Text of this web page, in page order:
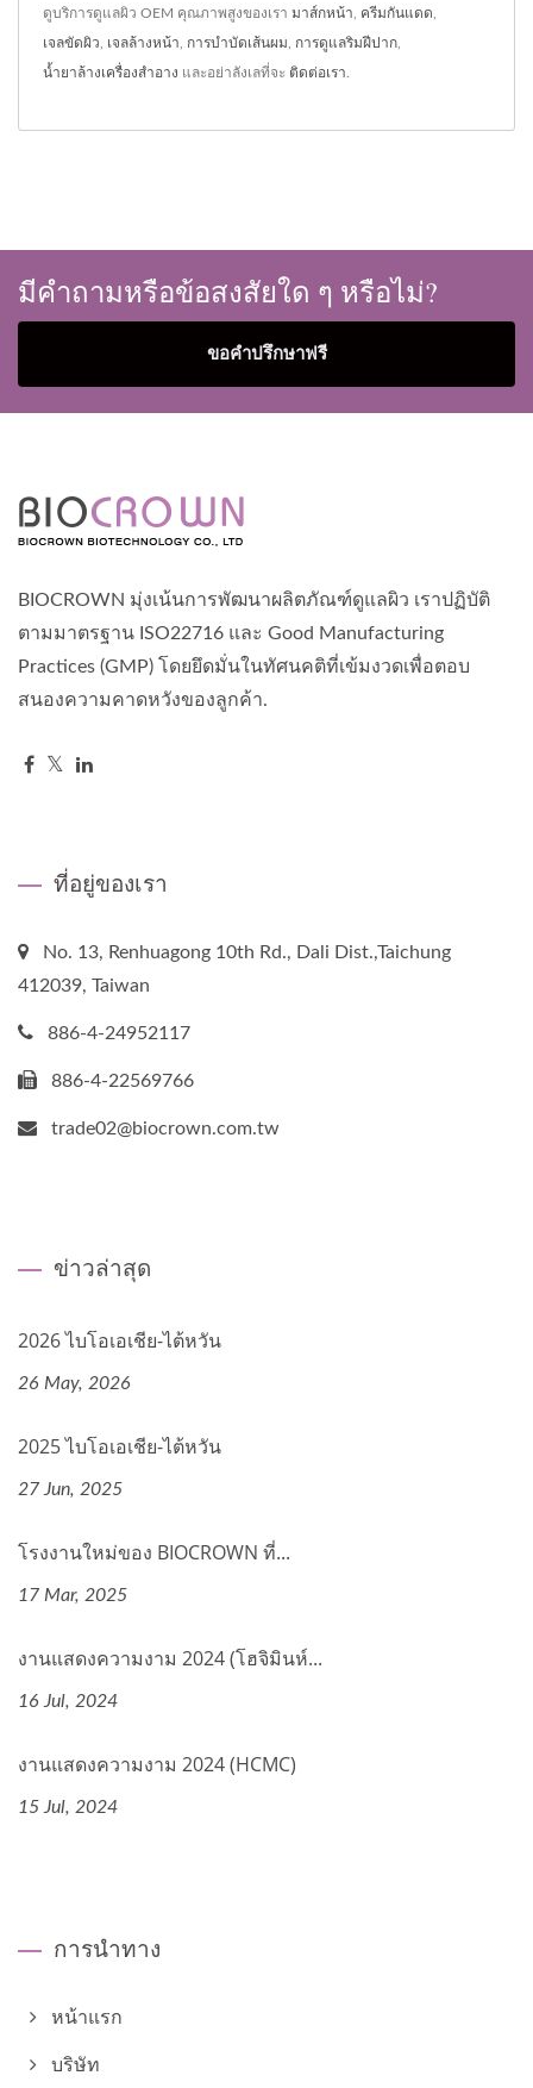
ดูบริการดูแลผิว OEM คุณภาพสูงของเรา มาส์กหน้า ครีมกันแดด
เจลขัดผิว เจลล้างหน้า การบำบัดเส้นผม การดูแลริมฝีปาก
น้ำยาล้างเครื่องสำอาง และอย่าลังเลที่จะ ติดต่อเรา
มีคำถามหรือข้อสงสัยใด ๆ หรือไม่?
ขอคำปรึกษาฟรี
BIOCROWN มุ่งเน้นการพัฒนาผลิตภัณฑ์ดูแลผิว เราปฏิบัติ
ตามมาตรฐาน ISO22716 และ Good Manufacturing
Practices (GMP) โดยยึดมั่นในทัศนคติที่เข้มงวดเพื่อตอบ
สนองความคาดหวังของลูกค้า.
ที่อยู่ของเรา
No. 13, Renhuagong 10th Rd., Dali Dist.,Taichung
412039, Taiwan
886-4-24952117
886-4-22569766
trade02@biocrown.com.tw
ข่าวล่าสุด
2026 ไบโอเอเชีย-ไต้หวัน
26 May, 2026
2025 ไบโอเอเชีย-ไต้หวัน
27 Jun, 2025
โรงงานใหม่ของ BIOCROWN ที่...
17 Mar, 2025
งานแสดงความงาม 2024 (โฮจิมินห์...
16 Jul, 2024
งานแสดงความงาม 2024 (HCMC)
15 Jul, 2024
การนำทาง
หน้าแรก
บริษัท